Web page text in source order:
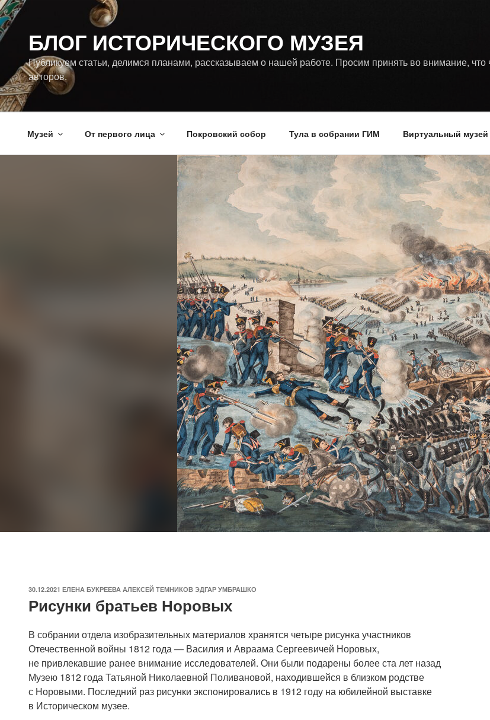
Перейти
к
содержимомуБЛОГ ИСТОРИЧЕСКОГО МУЗЕЯ
Публикуем статьи, делимся планами, рассказываем о нашей работе. Просим принять во внимание, что
авторов.
Музей От первого лица Покровский собор Тула в собрании ГИМ Виртуальный музей
ОПУБЛИКОВАНО
30.12.2021 ЕЛЕНА БУКРЕЕВА АЛЕКСЕЙ ТЕМНИКОВ ЭДГАР УМБРАШКО
Рисунки братьев Норовых
В собрании отдела изобразительных материалов хранятся четыре рисунка участников
Отечественной войны 1812 года — Василия и Авраама Сергеевичей Норовых,
не привлекавшие ранее внимание исследователей. Они были подарены более ста лет назад
Музею 1812 года Татьяной Николаевной Поливановой, находившейся в близком родстве
с Норовыми. Последний раз рисунки экспонировались в 1912 году на юбилейной выставке
в Историческом музее.